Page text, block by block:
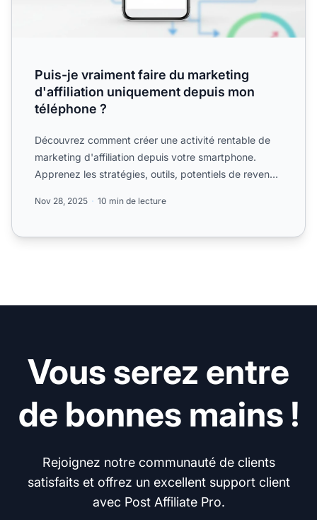
Puis-je vraiment faire du marketing
d'affiliation uniquement depuis mon
téléphone ?
Découvrez comment créer une activité rentable de
marketing d'affiliation depuis votre smartphone.
Apprenez les stratégies, outils, potentiels de revenus
Nov 28, 2025 10 min de lecture
Vous serez entre
de bonnes mains !
Rejoignez notre communauté de clients
satisfaits et offrez un excellent support client
avec Post Affiliate Pro.